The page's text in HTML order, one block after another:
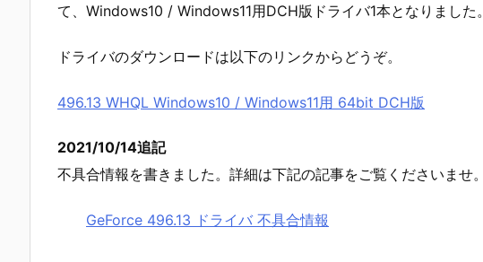
て、Windows10 / Windows11用DCH版ドライバ1本となりました。
ドライバのダウンロードは以下のリンクからどうぞ。
496.13 WHQL Windows10 / Windows11用 64bit DCH版
2021/10/14追記
不具合情報を書きました。詳細は下記の記事をご覧くださいませ。
GeForce 496.13 ドライバ 不具合情報